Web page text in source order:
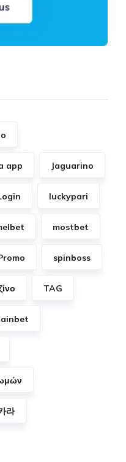
app Jaguarino
luckypari
mostbet
spinboss
TAG
라